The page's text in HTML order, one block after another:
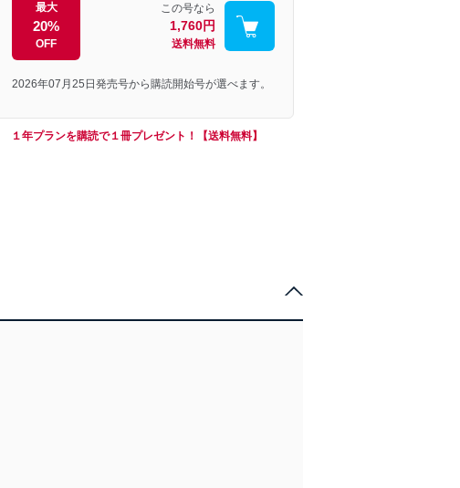
最大
20%
OFF
この号なら
1,760円
送料無料
2026年07月25日発売号から購読開始号が選べます。
１年プランを購読で１冊プレゼント！【送料無料】